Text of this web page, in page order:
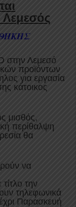
στην Λεμεσό
προϊόντων
για εργασία
κάτοικος
μισθός,
περίθαλψη
θα
να
τίτλο την
τηλεφωνικά
Παρασκευή